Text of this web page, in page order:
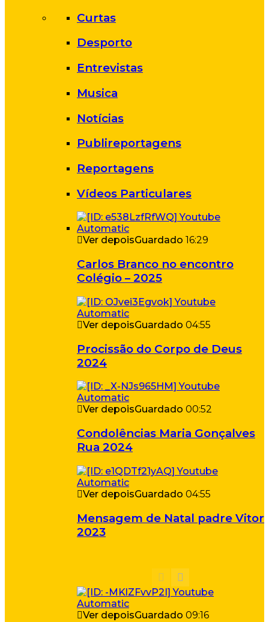
Curtas
Desporto
Entrevistas
Musica
Notícias
Publireportagens
Reportagens
Vídeos Particulares
Ver depoisGuardado 16:29
Carlos Branco no encontro
Colégio – 2025
Ver depoisGuardado 04:55
Procissão do Corpo de Deus
2024
Ver depoisGuardado 00:52
Condolências Maria Gonçalves
Rua 2024
Ver depoisGuardado 04:55
Mensagem de Natal padre Vitor
2023
Ver depoisGuardado 09:16